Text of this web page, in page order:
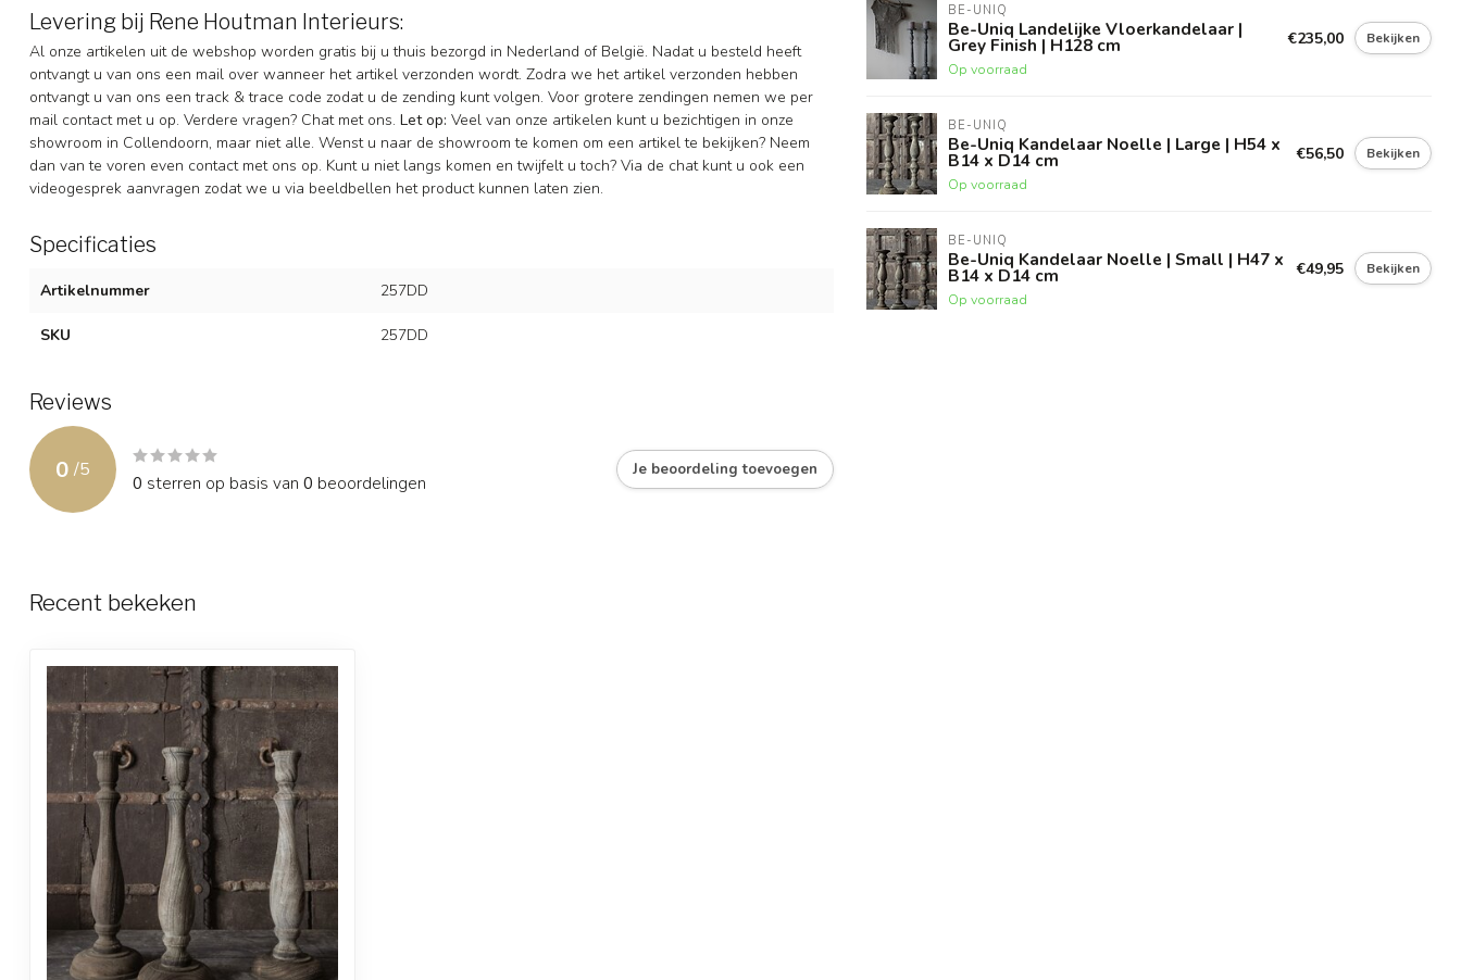
Levering bij Rene Houtman Interieurs:
Al onze artikelen uit de webshop worden gratis bij u thuis bezorgd in Nederland of België. Nadat u besteld heeft
ontvangt u van ons een mail over wanneer het artikel verzonden wordt. Zodra we het artikel verzonden hebben
ontvangt u van ons een track & trace code zodat u de zending kunt volgen. Voor grotere zendingen nemen we per
mail contact met u op. Verdere vragen? Chat met ons. Let op: Veel van onze artikelen kunt u bezichtigen in onze
showroom in Collendoorn, maar niet alle. Wenst u naar de showroom te komen om een artikel te bekijken? Neem
dan van te voren even contact met ons op. Kunt u niet langs komen en twijfelt u toch? Via de chat kunt u ook een
videogesprek aanvragen zodat we u via beeldbellen het product kunnen laten zien.
Specificaties
Artikelnummer 257DD
SKU 257DD
Reviews
0 /5
0 sterren op basis van 0 beoordelingen
Je beoordeling toevoegen
BE-UNIQ
Be-Uniq Landelijke Vloerkandelaar |
Grey Finish | H128 cm
Op voorraad
€235,00 Bekijken
BE-UNIQ
Be-Uniq Kandelaar Noelle | Large | H54 x
B14 x D14 cm
Op voorraad
€56,50 Bekijken
BE-UNIQ
Be-Uniq Kandelaar Noelle | Small | H47 x
B14 x D14 cm
Op voorraad
€49,95 Bekijken
Recent bekeken